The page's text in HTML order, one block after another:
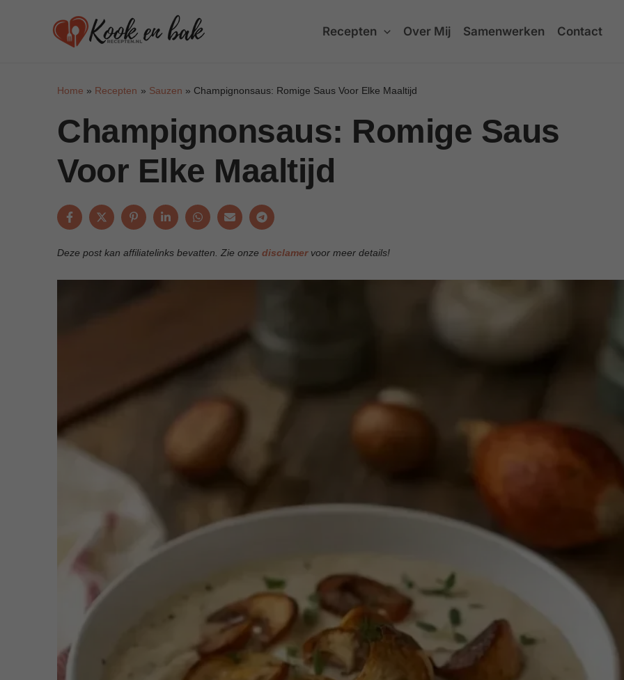
Recepten Over Mij Samenwerken Contact
Home Recepten Sauzen Champignonsaus: Romige Saus Voor Elke Maaltijd
Champignonsaus: Romige Saus
Voor Elke Maaltijd
Deze post kan affiliatelinks bevatten. Zie onze disclamervoor meer details!